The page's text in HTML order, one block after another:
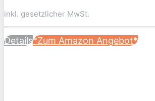
inkl. gesetzlicher MwSt.
Details*Zum Amazon Angebot*